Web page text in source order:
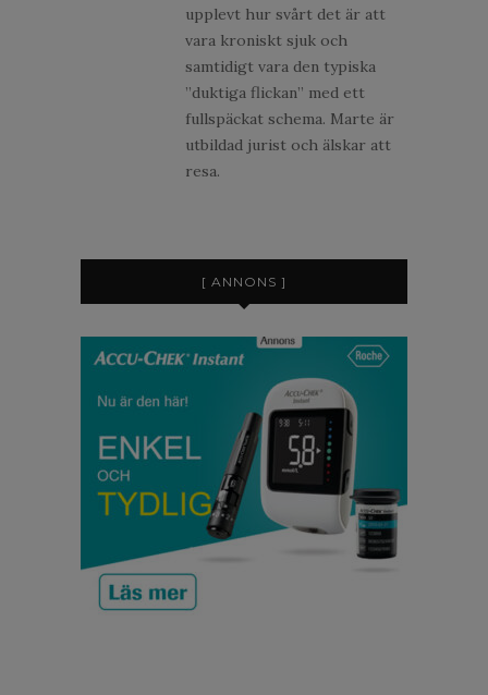
upplevt hur svårt det är att
vara kroniskt sjuk och
samtidigt vara den typiska
”duktiga flickan” med ett
fullspäckat schema. Marte är
utbildad jurist och älskar att
resa.
[ ANNONS ]